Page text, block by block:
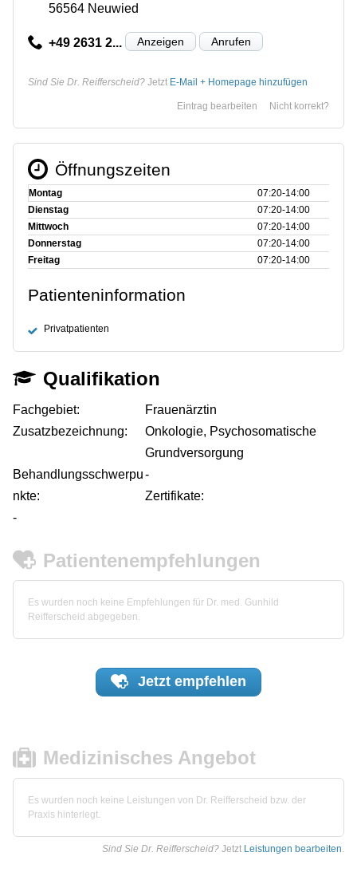
56564 Neuwied
+49 2631 2... Anzeigen Anrufen
Sind Sie Dr. Reifferscheid? Jetzt E-Mail + Homepage hinzufügen
Nicht korrekt?
Eintrag bearbeiten
Öffnungszeiten
Montag
07:20‑14:00
Dienstag
07:20‑14:00
Mittwoch
07:20‑14:00
Donnerstag
07:20‑14:00
Freitag
07:20‑14:00
Patienteninformation
Privatpatienten
Qualifikation
Fachgebiet:
Frauenärztin
Zusatzbezeichnung:
Onkologie, Psychosomatische
Grundversorgung
Behandlungsschwerpu
nkte:
-
Zertifikate:
-
Patientenempfehlungen
Es wurden noch keine Empfehlungen für Dr. med. Gunhild
Reifferscheid abgegeben.
Jetzt empfehlen
Medizinisches Angebot
Es wurden noch keine Leistungen von Dr. Reifferscheid bzw. der
Praxis hinterlegt.
Sind Sie Dr. Reifferscheid? Jetzt Leistungen bearbeiten.